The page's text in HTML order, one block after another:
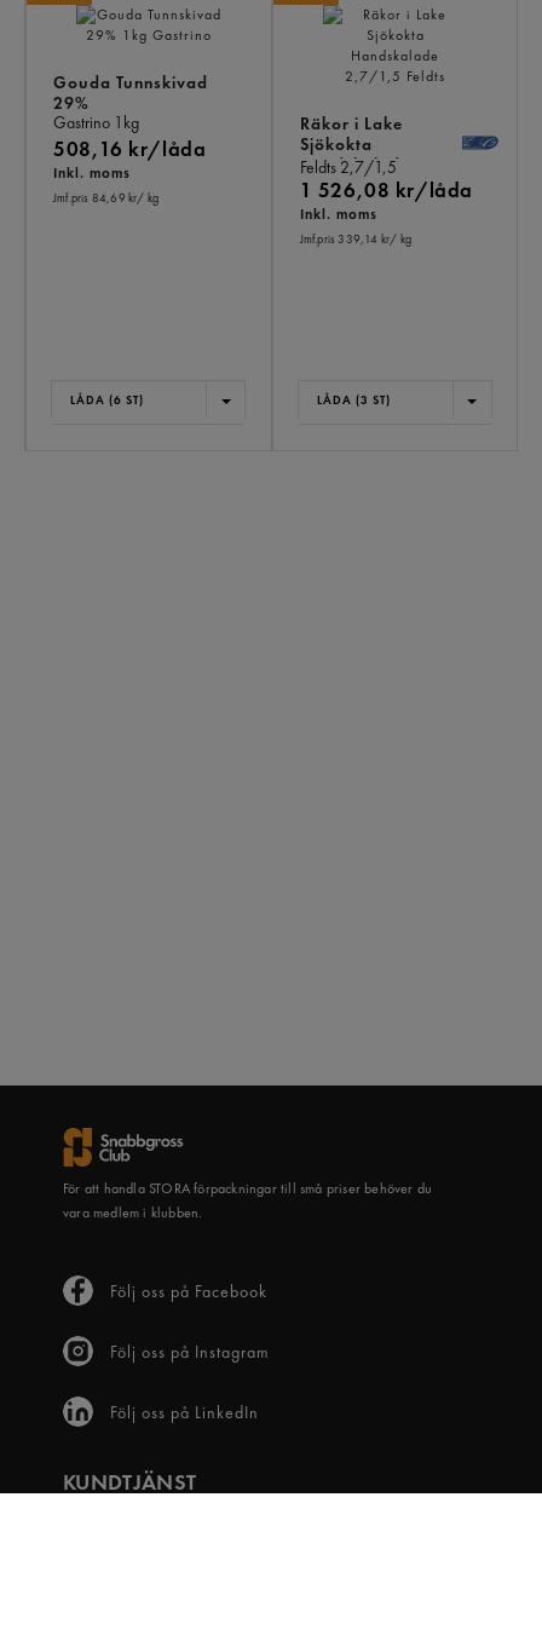
Gouda Tunnskivad
29%
Gastrino 1kg
508,16 kr/låda
Inkl. moms
Jmf.pris 84,69 kr/ kg
LÅDA (6 ST)
Räkor i Lake
Sjökokta
Handskalade
Feldts 2,7/1,5
1 526,08 kr/låda
Inkl. moms
Jmf.pris 339,14 kr/ kg
LÅDA (3 ST)
För att handla STORA förpackningar till små priser behöver du
vara medlem i klubben.
Följ oss på Facebook
Följ oss på Instagram
Följ oss på LinkedIn
KUNDTJÄNST